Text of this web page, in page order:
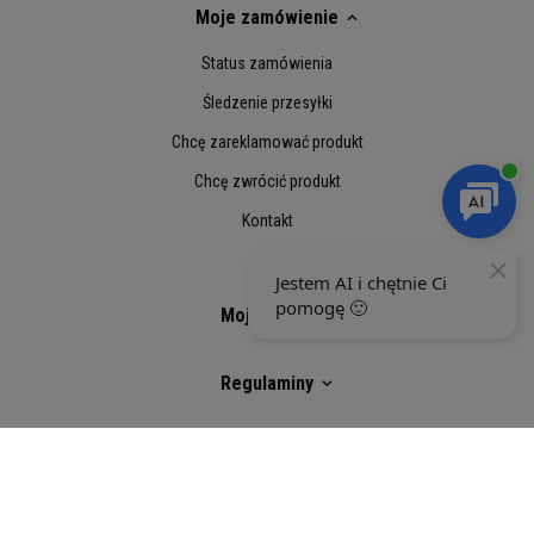
Moje zamówienie
Status zamówienia
Śledzenie przesyłki
Chcę zareklamować produkt
Chcę zwrócić produkt
Kontakt
Moje konto
Regulaminy